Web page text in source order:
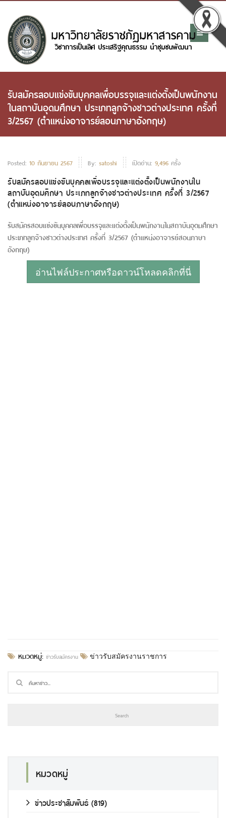
รับสมัครสอบแข่งขันบุคคลเพื่อบรรจุและแต่งตั้งเป็นพนักงาน
ในสถาบันอุดมศึกษา ประเภทลูกจ้างชาวต่างประเทศ ครั้งที่
3/2567 (ตำแหน่งอาจารย์สอนภาษาอังกฤษ)
Posted: 10 กันยายน 2567 By: satoshi เปิดอ่าน: 9,496 ครั้ง
รับสมัครสอบแข่งขันบุคคลเพื่อบรรจุและแต่งตั้งเป็นพนักงานใน
สถาบันอุดมศึกษา ประเภทลูกจ้างชาวต่างประเทศ ครั้งที่ 3/2567
(ตำแหน่งอาจารย์สอนภาษาอังกฤษ)
รับสมัครสอบแข่งขันบุคคลเพื่อบรรจุและแต่งตั้งเป็นพนักงานในสถาบันอุดมศึกษา
ประเภทลูกจ้างชาวต่างประเทศ ครั้งที่ 3/2567 (ตำแหน่งอาจารย์สอนภาษา
อังกฤษ)
อ่านไฟล์ประกาศหรือดาวน์โหลดคลิกที่นี่
หมวดหมู่: ข่าวรับสมัครงาน ข่าวรับสมัครงานราชการ
หมวดหมู่
ข่าวประชาสัมพันธ์ (819)